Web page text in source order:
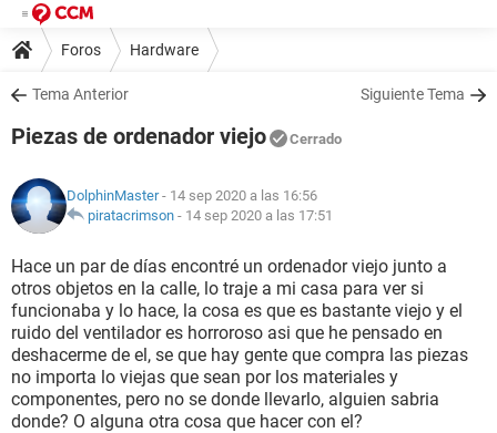
Foros Hardware
Tema Anterior Siguiente Tema
Piezas de ordenador viejo Cerrado
DolphinMaster- 14 sep 2020 a las 16:56
piratacrimson - 14 sep 2020 a las 17:51
Hace un par de días encontré un ordenador viejo junto a
otros objetos en la calle, lo traje a mi casa para ver si
funcionaba y lo hace, la cosa es que es bastante viejo y el
ruido del ventilador es horroroso asi que he pensado en
deshacerme de el, se que hay gente que compra las piezas
no importa lo viejas que sean por los materiales y
componentes, pero no se donde llevarlo, alguien sabria
donde? O alguna otra cosa que hacer con el?